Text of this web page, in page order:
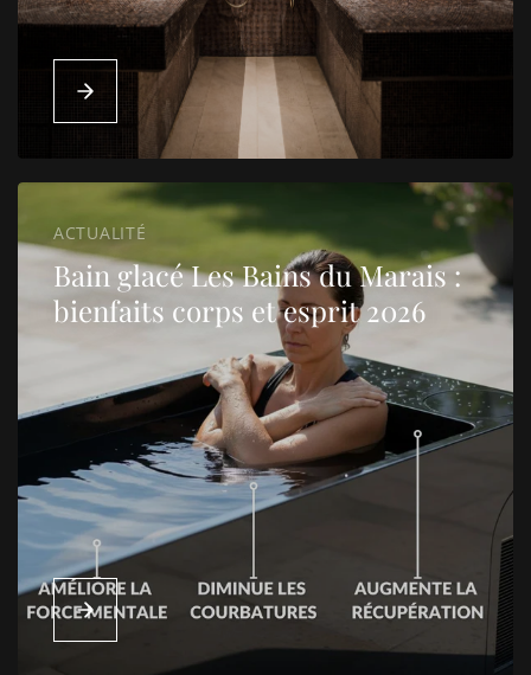
ACTUALITÉ
Bain glacé Les Bains du Marais :
bienfaits corps et esprit 2026